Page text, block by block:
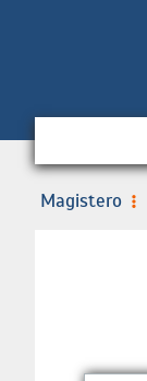
Magistero